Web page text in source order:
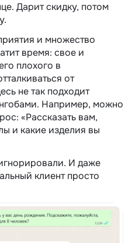
Дарит скидку, потом
и множество
время: свое и
плохого в
от
не так подходит
Например, можно
«Рассказать вам,
и какие изделия вы
И даже
клиент просто